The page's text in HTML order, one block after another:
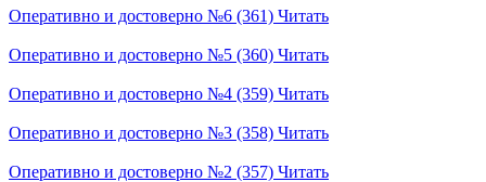
Оперативно и достоверно №6 (361) Читать
Оперативно и достоверно №5 (360) Читать
Оперативно и достоверно №4 (359) Читать
Оперативно и достоверно №3 (358) Читать
Оперативно и достоверно №2 (357) Читать